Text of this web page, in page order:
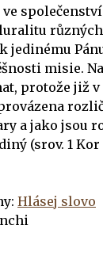
jedinému
misie.
protože již
a jako jsou
(srov. 1 Kor
Hlásej slovo